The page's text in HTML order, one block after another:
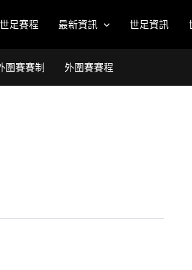
世足賽程 最新資訊 世足資訊
圍賽賽制 外圍賽賽程